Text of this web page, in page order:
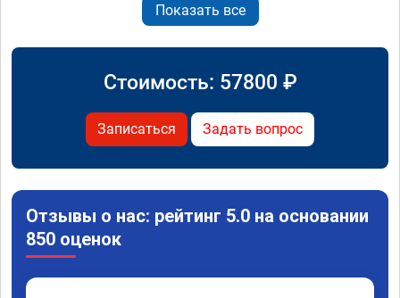
Показать все
Стоимость: 57800 ₽
Записаться Задать вопрос
Отзывы о нас: рейтинг 5.0 на основании
850 оценок